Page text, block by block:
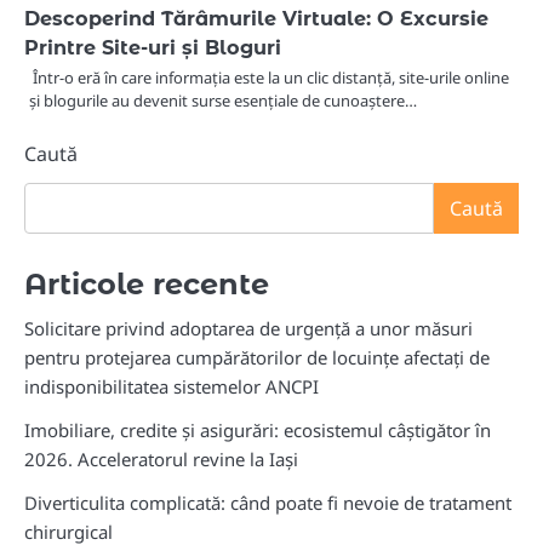
Descoperind Tărâmurile Virtuale: O Excursie
Printre Site-uri și Bloguri
Într-o eră în care informația este la un clic distanță, site-urile online
și blogurile au devenit surse esențiale de cunoaștere…
Caută
Caută
Articole recente
Solicitare privind adoptarea de urgență a unor măsuri
pentru protejarea cumpărătorilor de locuințe afectați de
indisponibilitatea sistemelor ANCPI
Imobiliare, credite și asigurări: ecosistemul câștigător în
2026. Acceleratorul revine la Iași
Diverticulita complicată: când poate fi nevoie de tratament
chirurgical